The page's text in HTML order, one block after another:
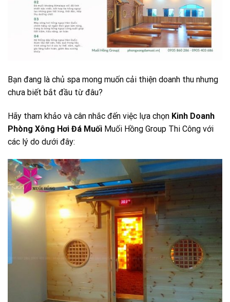
Bạn đang là chủ spa mong muốn cải thiện doanh thu nhưng
chưa biết bắt đầu từ đâu?
Hãy tham khảo và cân nhắc đến việc lựa chọn Kinh Doanh
Phòng Xông Hơi Đá Muối Muối Hồng Group Thi Công với
các lý do dưới đây: